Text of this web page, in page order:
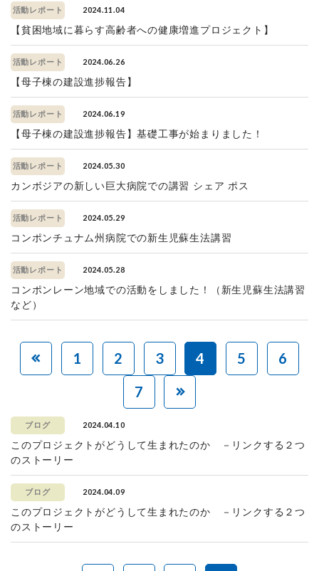
活動レポート 2024.11.04
【貧困地域に暮らす高齢者への健康増進プロジェクト】
活動レポート 2024.06.26
【母子棟の建設進捗報告】
活動レポート 2024.06.19
【母子棟の建設進捗報告】基礎工事が始まりました！
活動レポート 2024.05.30
カンボジアの新しい巨大病院での講習 シェア ポス
活動レポート 2024.05.29
コンポンチュナム州病院での新生児蘇生法講習
活動レポート 2024.05.28
コンポンレーン地域での活動をしました！（新生児蘇生法講習
など）
1 2 3 4 5
6
7
ブログ 2024.04.10
このプロジェクトがどうして生まれたのか －リンクする２つ
のストーリー
ブログ 2024.04.09
このプロジェクトがどうして生まれたのか －リンクする２つ
のストーリー